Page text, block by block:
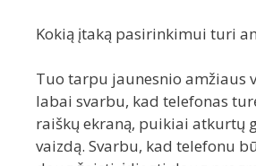
Kokią įtaką pasirinkimui turi
Tuo tarpu jaunesnio amžiaus
labai svarbu, kad telefonas
raiškų ekraną, puikiai atkurtų
vaizdą. Svarbu, kad telefonu